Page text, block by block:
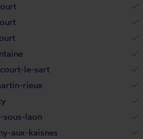
le-sart
rieux
sous-laon
aux-kaisnes